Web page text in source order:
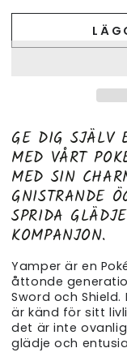
GE DIG SJÄLV
MED VÅRT
MED SIN
GNISTRANDE
SPRIDA
KOMPANJON.
Yamper är en
åttonde
Sword och
är känd för sitt
det är inte
glädje och